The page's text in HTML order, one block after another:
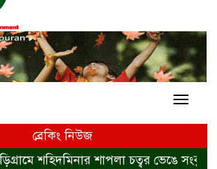
ব্রেকিং নিউজ
শহিদমিনার শাপলা চত্বর ভেঙে সংকুচিত